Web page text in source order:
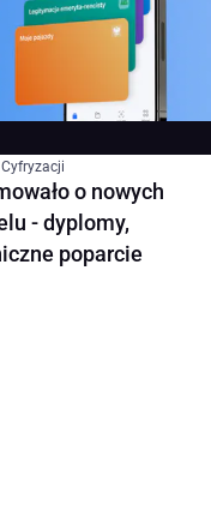
o nowych
- dyplomy,
poparcie